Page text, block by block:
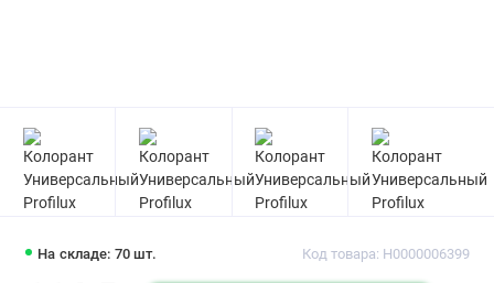
На складе: 70 шт. Код товара: Н0000006399